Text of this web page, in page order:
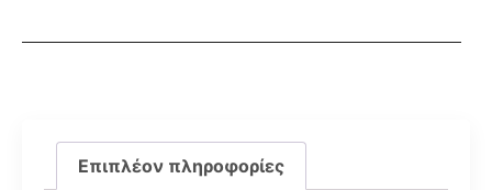
Επιπλέον πληροφορίες